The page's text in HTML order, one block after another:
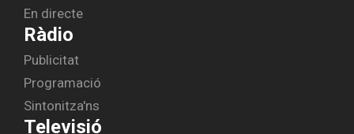
En directe
Ràdio
Publicitat
Programació
Sintonitza'ns
Televisió